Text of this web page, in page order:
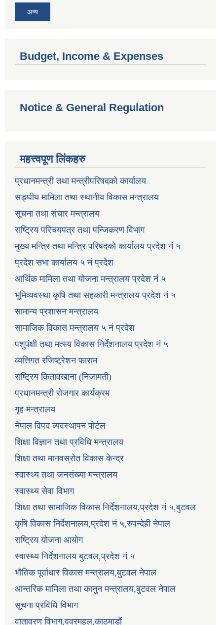
अन्य
Budget, Income & Expenses
Notice & General Regulation
महत्त्वपूण लिंकहरु
प्रधानमन्त्री तथा मन्त्रीपरिषदको कार्यालय
सङ्घीय मामिला तथा स्थानीय विकास मन्त्रालय
सूचना तथा संचार मन्त्रालय
राष्ट्रिय परिचयपत्र तथा पन्जिकरण विभाग
मुख्य मन्त्रि तथा मन्त्रि परिषदको कार्यालय प्रदेश नं ५
प्रदेश सभा कार्यालय ५ नं प्रदेश
आर्थिक मामिला तथा योजना मन्त्रालय प्रदेश नं ५
भूमिव्यवस्था कृषि तथा सहकारी मन्त्रालय प्रदेश नं ५
सामान्य प्रशासन मन्त्रालय
सामाजिक विकास मन्त्रालय ५ नं प्रदेश
पशुपंक्षी तथा मत्स्य विकास निर्देशनालय प्रदेश नं ५
व्यत्तिगत रजिष्ट्रेशन फाराम
राष्ट्रिय कितावखाना (निजामती)
प्रधानमन्त्री रोजगार कार्यक्रम
गृह मन्त्रालय
नेपाल विपद व्यवस्थापन पोर्टल
शिक्षा विज्ञान तथा प्रविधि मन्त्रालय
शिक्षा तथा मानवस्रोत विकास केन्द्र
स्वास्थ्य तथा जनसंख्या मन्त्रालय
स्वास्थ्य सेवा विभाग
शिक्षा तथा सामाजिक विकास निर्देशनालय,प्रदेश नं ५,बुटवल
कृषि विकास निर्देशनालय,प्रदेश नं ५,रुपन्देही नेपाल
राष्ट्रिय योजना आयोग
स्वास्थ्य निर्देशनालय बुटवल,प्रदेश नं ५
भौतिक पूर्वाधार विकास मन्त्रालय,बुटवल नेपाल
आन्तरिक मामिला तथा कानुन मन्त्रालय,बुटवल नेपाल
सूचना प्रविधि विभाग
वातावरण विभाग,ववरमहल,काठमाडौं